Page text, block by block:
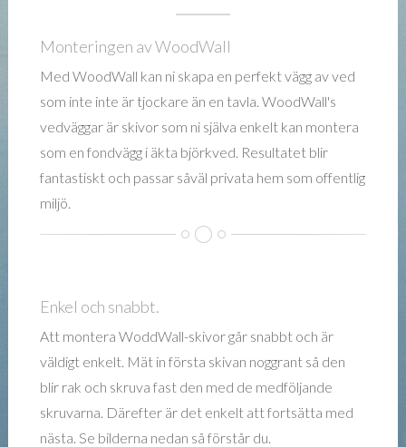
Monteringen av WoodWall
Med WoodWall kan ni skapa en perfekt vägg av ved
som inte inte är tjockare än en tavla. WoodWall's
vedväggar är skivor som ni själva enkelt kan montera
som en fondvägg i äkta björkved. Resultatet blir
fantastiskt och passar såväl privata hem som offentlig
miljö.
Enkel och snabbt.
Att montera WoddWall-skivor går snabbt och är
väldigt enkelt. Mät in första skivan noggrant så den
blir rak och skruva fast den med de medföljande
skruvarna. Därefter är det enkelt att fortsätta med
nästa. Se bilderna nedan så förstår du.